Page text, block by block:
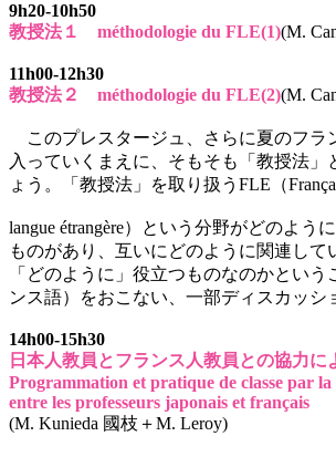
9h20-10h50
教授法１ méthodologie du FLE(1)(M.
11h00-12h30
教授法２ méthodologie du FLE(2)(M.
このプレスタージュ、さらに夏のフラ
入っていくまえに、そもそも「教授法
ょう。「教授法」を取り扱うFLE（
langue étrangère）という分野がどのよ
ものがあり、互いにどのように関連し
「どのように」役立つものなのかとい
ンス語）をおこない、一部ディスカッシ
14h00-15h30
日本人教員とフランス人教員との協力
Programmation et pratique de classe par
entre les professeurs japonais et français
(M. Kunieda 國枝＋M. Leroy)